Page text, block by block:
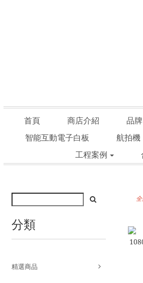
首頁 商店介紹 品牌
智能互動電子白板
航拍機
工程案例
分類
精選商品